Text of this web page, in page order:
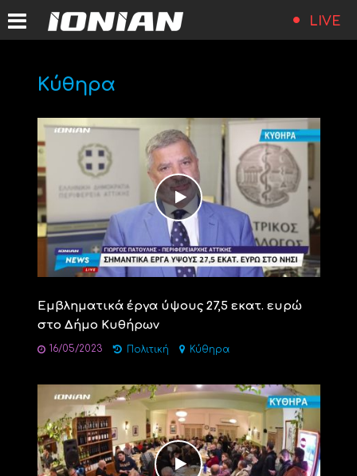
LIVE
Κύθηρα
Εμβληματικά έργα ύψους 27,5 εκατ. ευρώ
στο Δήμο Κυθήρων
16/05/2023 Πολιτική Κύθηρα